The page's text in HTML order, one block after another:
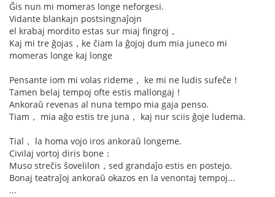
Ĝis nun mi momeras longe neforgesi.
Vidante blankajn postsingnaĵojn
el krabaj mordito estas sur miaj fingroj，
Kaj mi tre ĝojas，ke ĉiam la ĝojoj dum mia juneco mi
momeras longe kaj longe
Pensante iom mi volas rideme， ke mi ne ludis sufeĉe！
Tamen belaj tempoj ofte estis mallongaj！
Ankoraŭ revenas al nuna tempo mia gaja penso.
Tiam， mia aĝo estis tre juna， kaj nur sciis ĝoje ludema.
Tial， la homa vojo iros ankoraŭ longeme.
Civilaj vortoj diris bone：
Muso streĉis ŝovelilon，sed grandaĵo estis en postejo.
Bonaj teatraĵoj ankoraŭ okazos en la venontaj tempoj...
...